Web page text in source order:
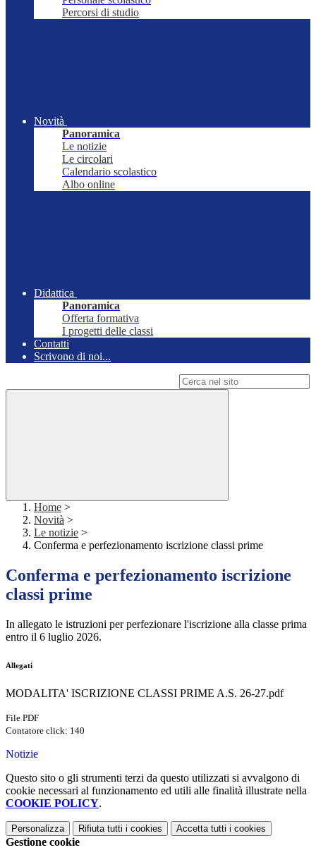
Percorsi di studio
Novità
Panoramica
Le notizie
Le circolari
Calendario scolastico
Albo online
Didattica
Panoramica
Offerta formativa
I progetti delle classi
Contatti
Scrivono di noi...
Home >
Novità >
Le notizie >
Conferma e perfezionamento iscrizione classi prime
Conferma e perfezionamento iscrizione
classi prime
In allegato le istruzioni per perfezionare l'iscrizione alla classe prima
entro il 6 luglio 2026.
Allegati
MODALITA' ISCRIZIONE CLASSI PRIME A.S. 26-27.pdf
File PDF
Contatore click: 140
Notizie
Questo sito o gli strumenti terzi da questo utilizzati si avvalgono di
cookie necessari al funzionamento ed utili alle finalità illustrate nella
COOKIE POLICY.
Personalizza Rifiuta tutti i cookies Accetta tutti i cookies
Gestione cookie